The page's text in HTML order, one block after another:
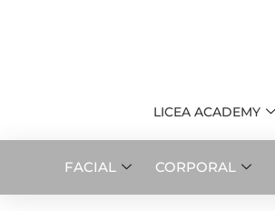
LICEA ACADEMY
FACIAL CORPORAL